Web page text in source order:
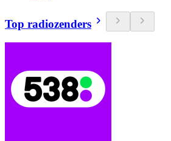
Top radiozenders